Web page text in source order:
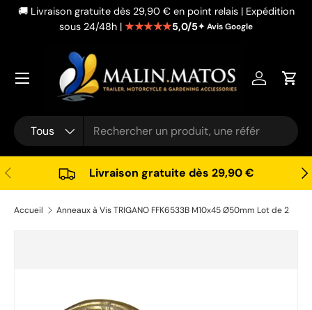
Aller au contenu
🚚 Livraison gratuite dès 29,90 € en point relais | Expédition
sous 24/48h | ★★★★★5,0/5✦ Avis Google
Recherche
Type de produit
Tous
Se
Précédent Livraison gratuite dès 29,90 €
Accueil Anneaux à Vis TRIGANO FFK6533B M10x45 Ø50mm Lot de 2